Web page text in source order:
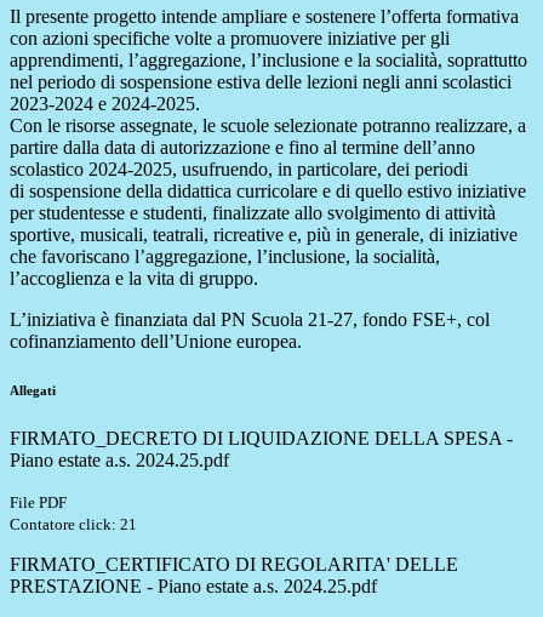
Il presente progetto intende ampliare e sostenere l’offerta formativa
con azioni specifiche volte a promuovere iniziative per gli
apprendimenti, l’aggregazione, l’inclusione e la socialità, soprattutto
nel periodo di sospensione estiva delle lezioni negli anni scolastici
2023-2024 e 2024-2025.
Con le risorse assegnate, le scuole selezionate potranno realizzare, a
partire dalla data di autorizzazione e fino al termine dell’anno
scolastico 2024-2025, usufruendo, in particolare, dei periodi
di sospensione della didattica curricolare e di quello estivo iniziative
per studentesse e studenti, finalizzate allo svolgimento di attività
sportive, musicali, teatrali, ricreative e, più in generale, di iniziative
che favoriscano l’aggregazione, l’inclusione, la socialità,
l’accoglienza e la vita di gruppo.
L’iniziativa è finanziata dal PN Scuola 21-27, fondo FSE+, col
cofinanziamento dell’Unione europea.
Allegati
FIRMATO_DECRETO DI LIQUIDAZIONE DELLA SPESA -
Piano estate a.s. 2024.25.pdf
File PDF
Contatore click: 21
FIRMATO_CERTIFICATO DI REGOLARITA' DELLE
PRESTAZIONE - Piano estate a.s. 2024.25.pdf